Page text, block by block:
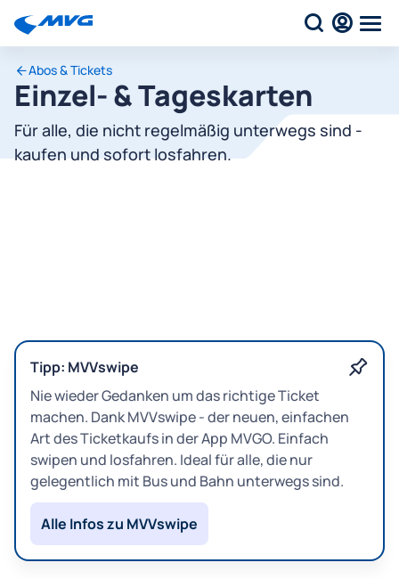
Abos & Tickets
Einzel- & Tageskarten
Für alle, die nicht regelmäßig unterwegs sind -
kaufen und sofort losfahren.
Tipp: MVVswipe
Nie wieder Gedanken um das richtige Ticket
machen. Dank MVVswipe - der neuen, einfachen
Art des Ticketkaufs in der App MVGO. Einfach
swipen und losfahren. Ideal für alle, die nur
gelegentlich mit Bus und Bahn unterwegs sind.
Alle Infos zu MVVswipe